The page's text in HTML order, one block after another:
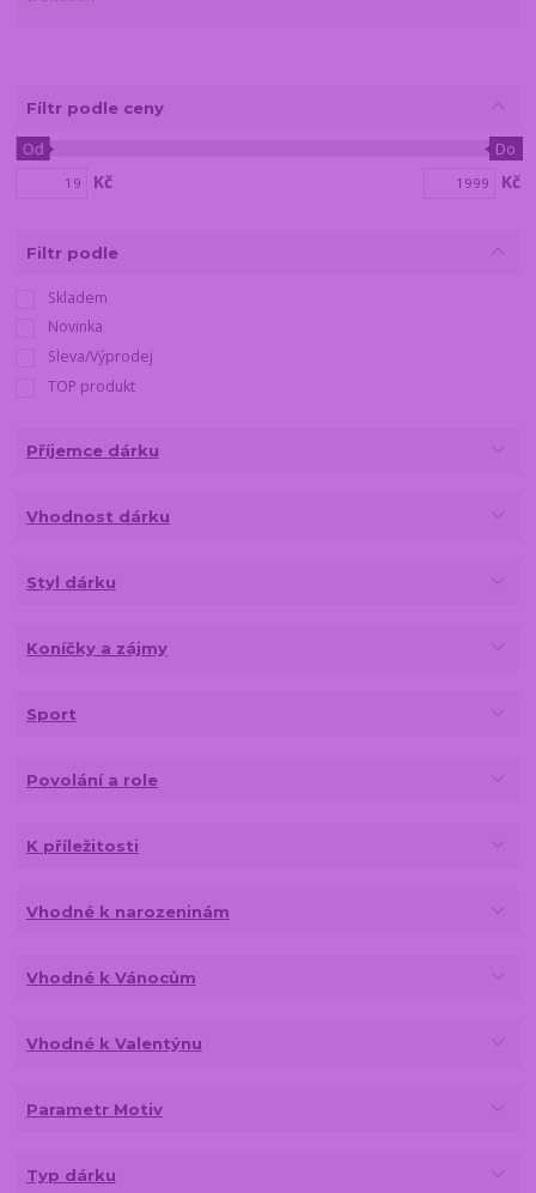
Fíltr podle ceny
Kč
Od Do
Kč
Filtr podle
Skladem
Novinka
Sleva/Výprodej
TOP produkt
Příjemce dárku
Vhodnost dárku
Styl dárku
Koníčky a zájmy
Sport
Povolání a role
K příležitosti
Vhodné k narozeninám
Vhodné k Vánocům
Vhodné k Valentýnu
Parametr Motiv
Typ dárku